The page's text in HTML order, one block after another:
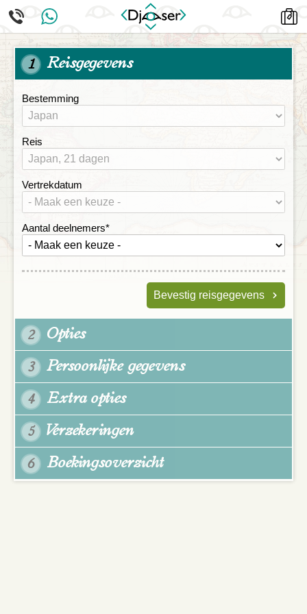
1 Reisgegevens
Bestemming
Reis
Vertrekdatum
Aantal deelnemers*
Bevestig reisgegevens
2 Opties
3 Persoonlijke gegevens
4 Extra opties
5 Verzekeringen
6 Boekingsoverzicht